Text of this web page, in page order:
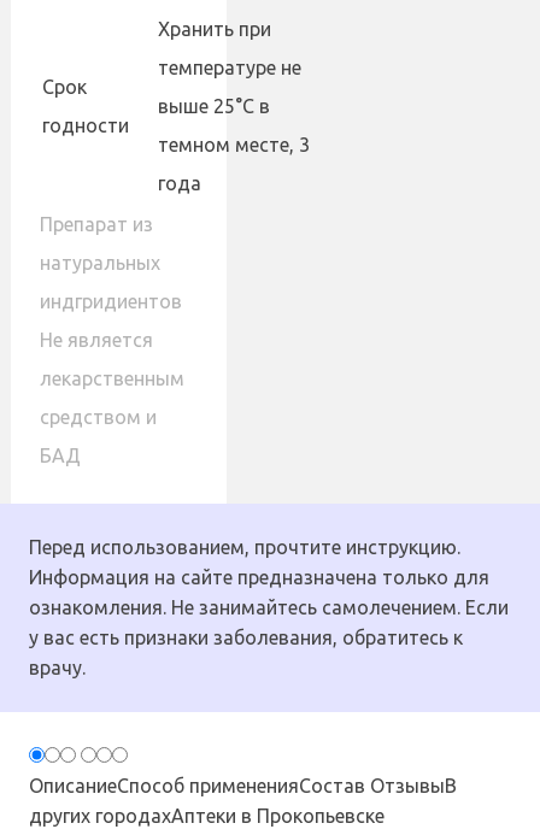
Cрок
годности
Хранить при
температуре не
выше 25°С в
темном месте, 3
года
Препарат из
натуральных
индгридиентов
Не является
лекарственным
средством и
БАД
Перед использованием, прочтите инструкцию.
Информация на сайте предназначена только для
ознакомления. Не занимайтесь самолечением. Если
у вас есть признаки заболевания, обратитесь к
врачу.
ОписаниеСпособ примененияСостав ОтзывыВ
других городахАптеки в Прокопьевске